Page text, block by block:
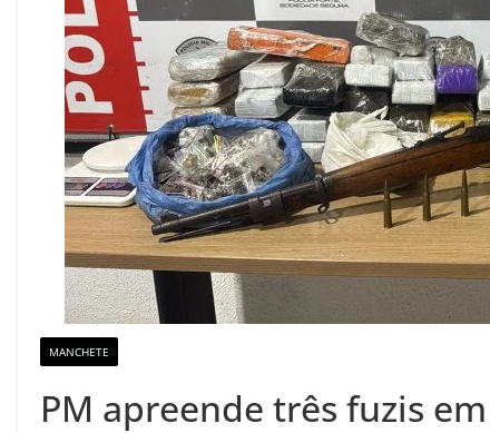
MANCHETE
PM apreende três fuzis